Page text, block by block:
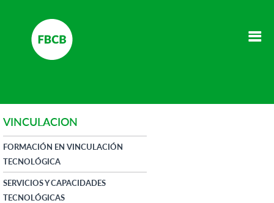
VINCULACION
FORMACIÓN EN VINCULACIÓN
TECNOLÓGICA
SERVICIOS Y CAPACIDADES
TECNOLÓGICAS